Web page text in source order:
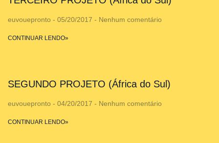
euvouepronto 05/20/2017 Nenhum comentário
CONTINUAR LENDO»
SEGUNDO PROJETO (África do Sul)
euvouepronto 04/20/2017 Nenhum comentário
CONTINUAR LENDO»